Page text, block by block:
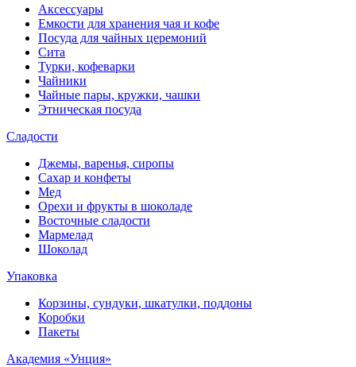
Аксессуары
Емкости для хранения чая и кофе
Посуда для чайных церемоний
Сита
Турки, кофеварки
Чайники
Чайные пары, кружки, чашки
Этническая посуда
Сладости
Джемы, варенья, сиропы
Сахар и конфеты
Мед
Орехи и фрукты в шоколаде
Восточные сладости
Мармелад
Шоколад
Упаковка
Корзины, сундуки, шкатулки, поддоны
Коробки
Пакеты
Академия «Унция»